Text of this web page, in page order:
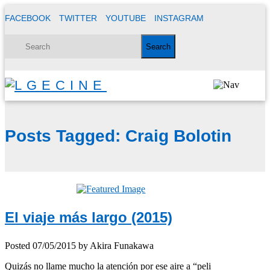
FACEBOOK TWITTER YOUTUBE INSTAGRAM
Posts Tagged: Craig Bolotin
El viaje más largo (2015)
Posted 07/05/2015 by Akira Funakawa
Quizás no llame mucho la atención por ese aire a “peli